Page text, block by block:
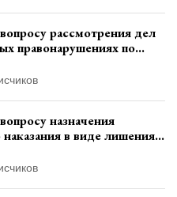
рассмотрения дел
правонарушениях по
давности
назначения
в виде лишения
средствами